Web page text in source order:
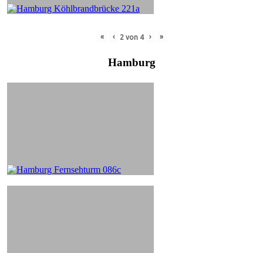
« ‹ 2von 4 › »
Hamburg